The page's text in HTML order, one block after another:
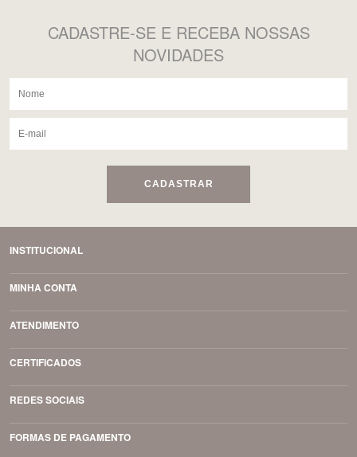
CADASTRE-SE E RECEBA NOSSAS
NOVIDADES
CADASTRAR
INSTITUCIONAL
MINHA CONTA
ATENDIMENTO
CERTIFICADOS
REDES SOCIAIS
FORMAS DE PAGAMENTO